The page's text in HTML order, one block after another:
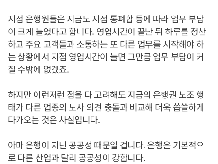
지점 은행원들은 지금도 지점 통폐합 등에 따라 업무 부담
이 크게 늘었다고 합니다. 영업시간이 끝난 뒤 하루를 정산
하고 주요 고객들과 소통하는 또 다른 업무를 시작해야 하
는 상황에서 지점 영업시간이 늘면 그만큼 업무 부담이 커
질 수밖에 없겠죠.
하지만 이런저런 점을 다 고려해도 지금의 은행권 노조 행
태가 다른 업종의 노사 의견 충돌과 비교해 더욱 씁쓸하게
다가오는 것은 사실입니다.
아마 은행이 지닌 공공성 때문일 겁니다. 은행은 기본적으
로 다른 산업과 달리 공공성이 강합니다.